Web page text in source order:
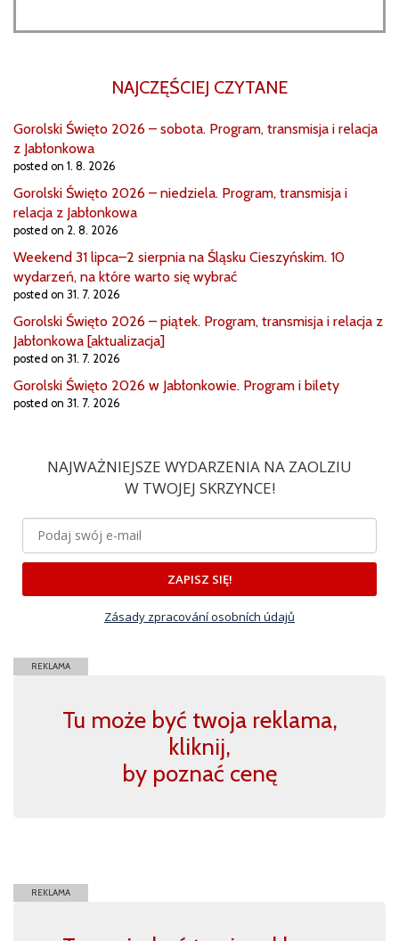
NAJCZĘŚCIEJ CZYTANE
Gorolski Święto 2026 – sobota. Program, transmisja i relacja
z Jabłonkowa
posted on 1. 8. 2026
Gorolski Święto 2026 – niedziela. Program, transmisja i
relacja z Jabłonkowa
posted on 2. 8. 2026
Weekend 31 lipca–2 sierpnia na Śląsku Cieszyńskim. 10
wydarzeń, na które warto się wybrać
posted on 31. 7. 2026
Gorolski Święto 2026 – piątek. Program, transmisja i relacja z
Jabłonkowa [aktualizacja]
posted on 31. 7. 2026
Gorolski Święto 2026 w Jabłonkowie. Program i bilety
posted on 31. 7. 2026
NAJWAŻNIEJSZE WYDARZENIA NA ZAOLZIU
W TWOJEJ SKRZYNCE!
ZAPISZ SIĘ!
Zásady zpracování osobních údajů
REKLAMA
Tu może być twoja reklama,
kliknij,
by poznać cenę
REKLAMA